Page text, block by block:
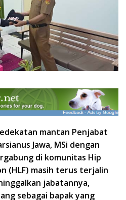
mantan Penjabat
Jawa, MSi dengan
di komunitas Hip
(HLF) masih terus terjalin
jabatannya,
sebagai bapak yang